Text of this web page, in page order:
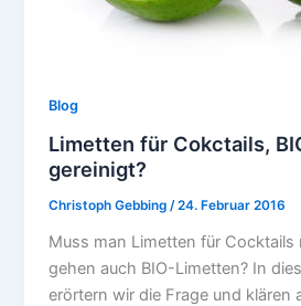
Blog
Limetten für Cokctails,
gereinigt?
Christoph Gebbing/24. Februar 2016
Muss man Limetten für Cocktails
gehen auch BIO-Limetten? In
erörtern wir die Frage und klären